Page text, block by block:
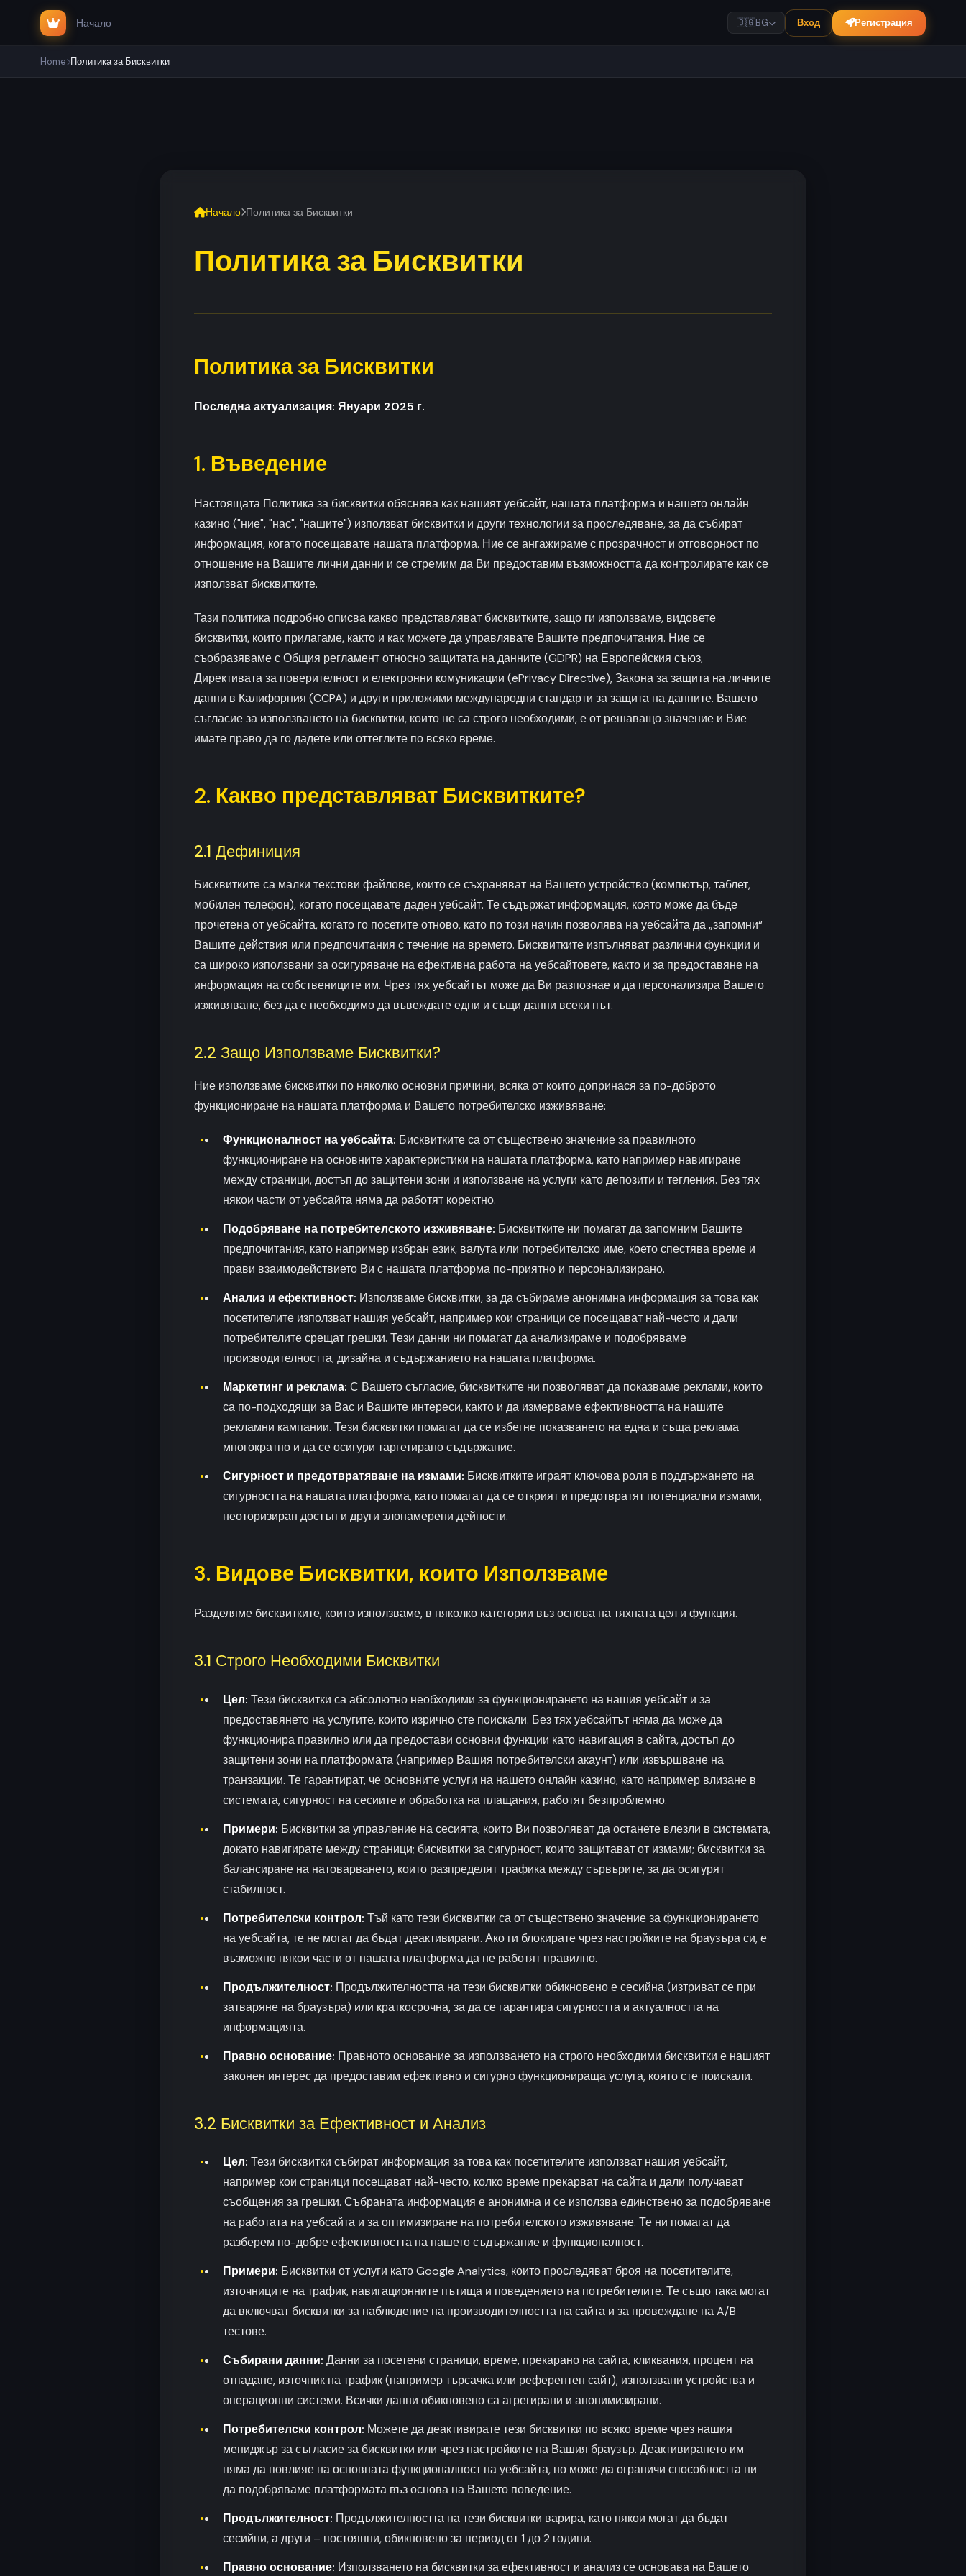
Начало 🇧🇬BG Вход Регистрация
Home Политика за Бисквитки
Начало Политика за Бисквитки
Политика за Бисквитки
Политика за Бисквитки
Последна актуализация: Януари 2025 г.
1. Въведение
Настоящата Политика за бисквитки обяснява как нашият уебсайт, нашата платформа и нашето онлайн
казино ("ние", "нас", "нашите") използват бисквитки и други технологии за проследяване, за да събират
информация, когато посещавате нашата платформа. Ние се ангажираме с прозрачност и отговорност по
отношение на Вашите лични данни и се стремим да Ви предоставим възможността да контролирате как се
използват бисквитките.
Тази политика подробно описва какво представляват бисквитките, защо ги използваме, видовете
бисквитки, които прилагаме, както и как можете да управлявате Вашите предпочитания. Ние се
съобразяваме с Общия регламент относно защитата на данните (GDPR) на Европейския съюз,
Директивата за поверителност и електронни комуникации (ePrivacy Directive), Закона за защита на личните
данни в Калифорния (CCPA) и други приложими международни стандарти за защита на данните. Вашето
съгласие за използването на бисквитки, които не са строго необходими, е от решаващо значение и Вие
имате право да го дадете или оттеглите по всяко време.
2. Какво представляват Бисквитките?
2.1 Дефиниция
Бисквитките са малки текстови файлове, които се съхраняват на Вашето устройство (компютър, таблет,
мобилен телефон), когато посещавате даден уебсайт. Те съдържат информация, която може да бъде
прочетена от уебсайта, когато го посетите отново, като по този начин позволява на уебсайта да „запомни“
Вашите действия или предпочитания с течение на времето. Бисквитките изпълняват различни функции и
са широко използвани за осигуряване на ефективна работа на уебсайтовете, както и за предоставяне на
информация на собствениците им. Чрез тях уебсайтът може да Ви разпознае и да персонализира Вашето
изживяване, без да е необходимо да въвеждате едни и същи данни всеки път.
2.2 Защо Използваме Бисквитки?
Ние използваме бисквитки по няколко основни причини, всяка от които допринася за по-доброто
функциониране на нашата платформа и Вашето потребителско изживяване:
Функционалност на уебсайта: Бисквитките са от съществено значение за правилното
функциониране на основните характеристики на нашата платформа, като например навигиране
между страници, достъп до защитени зони и използване на услуги като депозити и тегления. Без тях
някои части от уебсайта няма да работят коректно.
Подобряване на потребителското изживяване: Бисквитките ни помагат да запомним Вашите
предпочитания, като например избран език, валута или потребителско име, което спестява време и
прави взаимодействието Ви с нашата платформа по-приятно и персонализирано.
Анализ и ефективност: Използваме бисквитки, за да събираме анонимна информация за това как
посетителите използват нашия уебсайт, например кои страници се посещават най-често и дали
потребителите срещат грешки. Тези данни ни помагат да анализираме и подобряваме
производителността, дизайна и съдържанието на нашата платформа.
Маркетинг и реклама: С Вашето съгласие, бисквитките ни позволяват да показваме реклами, които
са по-подходящи за Вас и Вашите интереси, както и да измерваме ефективността на нашите
рекламни кампании. Тези бисквитки помагат да се избегне показването на една и съща реклама
многократно и да се осигури таргетирано съдържание.
Сигурност и предотвратяване на измами: Бисквитките играят ключова роля в поддържането на
сигурността на нашата платформа, като помагат да се открият и предотвратят потенциални измами,
неоторизиран достъп и други злонамерени дейности.
3. Видове Бисквитки, които Използваме
Разделяме бисквитките, които използваме, в няколко категории въз основа на тяхната цел и функция.
3.1 Строго Необходими Бисквитки
Цел: Тези бисквитки са абсолютно необходими за функционирането на нашия уебсайт и за
предоставянето на услугите, които изрично сте поискали. Без тях уебсайтът няма да може да
функционира правилно или да предостави основни функции като навигация в сайта, достъп до
защитени зони на платформата (например Вашия потребителски акаунт) или извършване на
транзакции. Те гарантират, че основните услуги на нашето онлайн казино, като например влизане в
системата, сигурност на сесиите и обработка на плащания, работят безпроблемно.
Примери: Бисквитки за управление на сесията, които Ви позволяват да останете влезли в системата,
докато навигирате между страници; бисквитки за сигурност, които защитават от измами; бисквитки за
балансиране на натоварването, които разпределят трафика между сървърите, за да осигурят
стабилност.
Потребителски контрол: Тъй като тези бисквитки са от съществено значение за функционирането
на уебсайта, те не могат да бъдат деактивирани. Ако ги блокирате чрез настройките на браузъра си, е
възможно някои части от нашата платформа да не работят правилно.
Продължителност: Продължителността на тези бисквитки обикновено е сесийна (изтриват се при
затваряне на браузъра) или краткосрочна, за да се гарантира сигурността и актуалността на
информацията.
Правно основание: Правното основание за използването на строго необходими бисквитки е нашият
законен интерес да предоставим ефективно и сигурно функционираща услуга, която сте поискали.
3.2 Бисквитки за Ефективност и Анализ
Цел: Тези бисквитки събират информация за това как посетителите използват нашия уебсайт,
например кои страници посещават най-често, колко време прекарват на сайта и дали получават
съобщения за грешки. Събраната информация е анонимна и се използва единствено за подобряване
на работата на уебсайта и за оптимизиране на потребителското изживяване. Те ни помагат да
разберем по-добре ефективността на нашето съдържание и функционалност.
Примери: Бисквитки от услуги като Google Analytics, които проследяват броя на посетителите,
източниците на трафик, навигационните пътища и поведението на потребителите. Те също така могат
да включват бисквитки за наблюдение на производителността на сайта и за провеждане на A/B
тестове.
Събирани данни: Данни за посетени страници, време, прекарано на сайта, кликвания, процент на
отпадане, източник на трафик (например търсачка или референтен сайт), използвани устройства и
операционни системи. Всички данни обикновено са агрегирани и анонимизирани.
Потребителски контрол: Можете да деактивирате тези бисквитки по всяко време чрез нашия
мениджър за съгласие за бисквитки или чрез настройките на Вашия браузър. Деактивирането им
няма да повлияе на основната функционалност на уебсайта, но може да ограничи способността ни
да подобряваме платформата въз основа на Вашето поведение.
Продължителност: Продължителността на тези бисквитки варира, като някои могат да бъдат
сесийни, а други – постоянни, обикновено за период от 1 до 2 години.
Правно основание: Използването на бисквитки за ефективност и анализ се основава на Вашето